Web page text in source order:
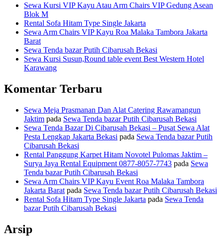
Sewa Kursi VIP Kayu Atau Arm Chairs VIP Gedung Asean
Blok M
Rental Sofa Hitam Type Single Jakarta
Sewa Arm Chairs VIP Kayu Roa Malaka Tambora Jakarta
Barat
Sewa Tenda bazar Putih Cibarusah Bekasi
Sewa Kursi Susun,Round table event Best Western Hotel
Karawang
Komentar Terbaru
Sewa Meja Prasmanan Dan Alat Catering Rawamangun
Jaktim pada Sewa Tenda bazar Putih Cibarusah Bekasi
Sewa Tenda Bazar Di Cibarusah Bekasi – Pusat Sewa Alat
Pesta Lengkap Jakarta Bekasi pada Sewa Tenda bazar Putih
Cibarusah Bekasi
Rental Panggung Karpet Hitam Novotel Pulomas Jaktim –
Surya Jaya Rental Equipment 0877-8057-7743 pada Sewa
Tenda bazar Putih Cibarusah Bekasi
Sewa Arm Chairs VIP Kayu Event Roa Malaka Tambora
Jakarta Barat pada Sewa Tenda bazar Putih Cibarusah Bekasi
Rental Sofa Hitam Type Single Jakarta pada Sewa Tenda
bazar Putih Cibarusah Bekasi
Arsip